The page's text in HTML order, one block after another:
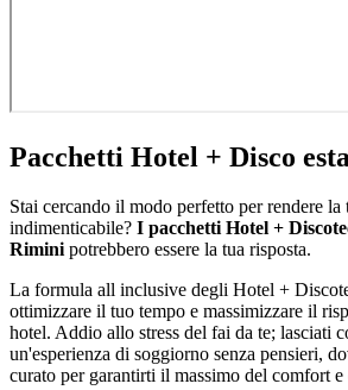
Pacchetti Hotel + Disco
Stai cercando il modo perfetto per rendere la
indimenticabile? I pacchetti Hotel +
Riminipotrebbero essere la tua risposta.
La formula all inclusive degli Hotel +
ottimizzare il tuo tempo e massimizzare il
hotel. Addio allo stress del fai da te; lasciati
un'esperienza di soggiorno senza pensieri,
curato per garantirti il massimo del comfort